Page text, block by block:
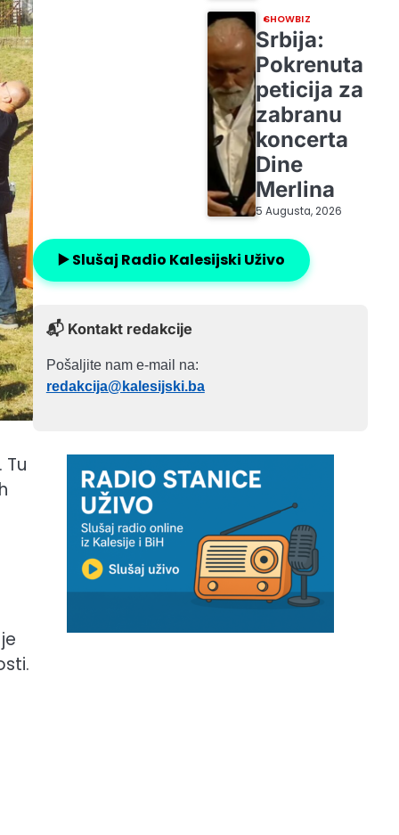
Tu
SHOWBIZ
Srbija:
Pokrenuta
peticija za
zabranu
koncerta
Dine
Merlina
5 Augusta, 2026
▶️ Slušaj Radio Kalesijski Uživo
📬 Kontakt redakcije
Pošaljite nam e-mail na:
redakcija@kalesijski.ba